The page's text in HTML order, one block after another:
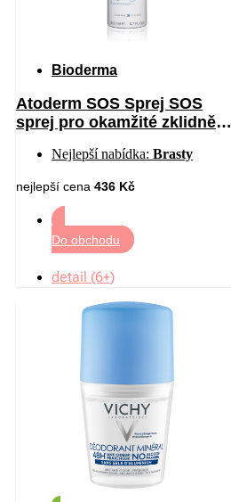
Bioderma
Atoderm SOS Sprej SOS
sprej pro okamžité zklidnění
Nejlepší nabídka: Brasty
nejlepší cena 436 Kč
Do obchodu
detail (6+)